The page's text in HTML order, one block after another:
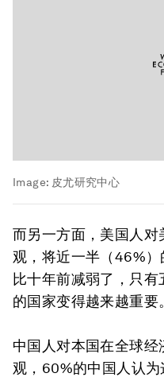
Image: 皮尤研究中心
而另一方面，美国人对
观，将近一半（46%
比十年前减弱了，只
的国家变得越来越重要。
中国人对本国在全球
观，60%的中国人认